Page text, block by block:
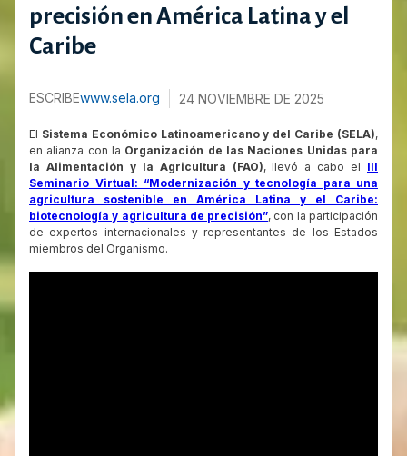
precisión en América Latina y el
Caribe
ESCRIBEwww.sela.org 24 NOVIEMBRE DE 2025
El Sistema Económico Latinoamericano y del Caribe (SELA),
en alianza con la Organización de las Naciones Unidas para
la Alimentación y la Agricultura (FAO), llevó a cabo el III
Seminario Virtual: “Modernización y tecnología para una
agricultura sostenible en América Latina y el Caribe:
biotecnología y agricultura de precisión”, con la participación
de expertos internacionales y representantes de los Estados
miembros del Organismo.